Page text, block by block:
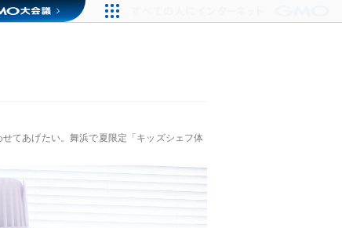
てあげたい。舞浜で夏限定「キッズシェフ体